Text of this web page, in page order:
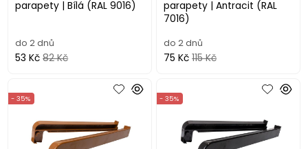
parapety | Bílá (RAL 9016)
do 2 dnů
53 Kč 82 Kč
parapety | Antracit (RAL
7016)
do 2 dnů
75 Kč 115 Kč
- 35% - 35%